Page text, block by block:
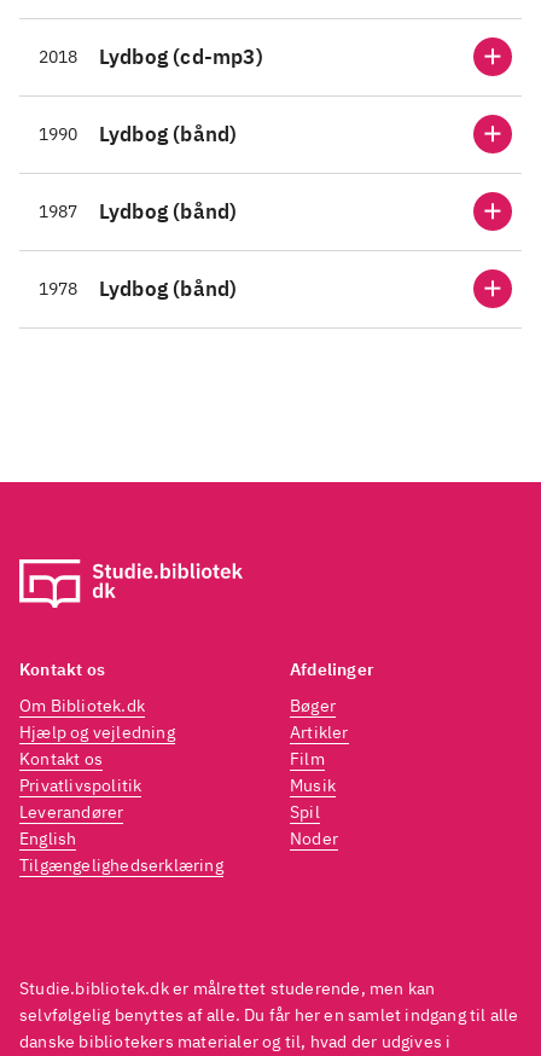
2018 Lydbog (cd-mp3)
1990 Lydbog (bånd)
1987 Lydbog (bånd)
1978 Lydbog (bånd)
Studie.bibliotek.dk er målrettet studerende, men kan
selvfølgelig benyttes af alle. Du får her en samlet indgang til alle
danske bibliotekers materialer og til, hvad der udgives i
Kontakt os
Om Bibliotek.dk
Hjælp og vejledning
Kontakt os
Privatlivspolitik
Leverandører
English
Tilgængelighedserklæring
Afdelinger
Bøger
Artikler
Film
Musik
Spil
Noder